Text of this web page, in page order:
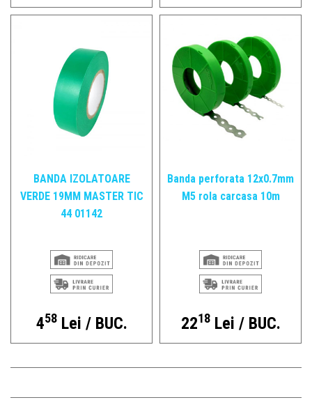
BANDA IZOLATOARE
VERDE 19MM MASTER TIC
44 01142
458Lei / BUC.
Banda perforata 12x0.7mm
M5 rola carcasa 10m
2218Lei / BUC.